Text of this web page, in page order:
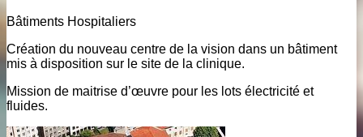
Bâtiments Hospitaliers
Création du nouveau centre de la vision dans un bâtiment
mis à disposition sur le site de la clinique.
Mission de maitrise d’œuvre pour les lots électricité et
fluides.